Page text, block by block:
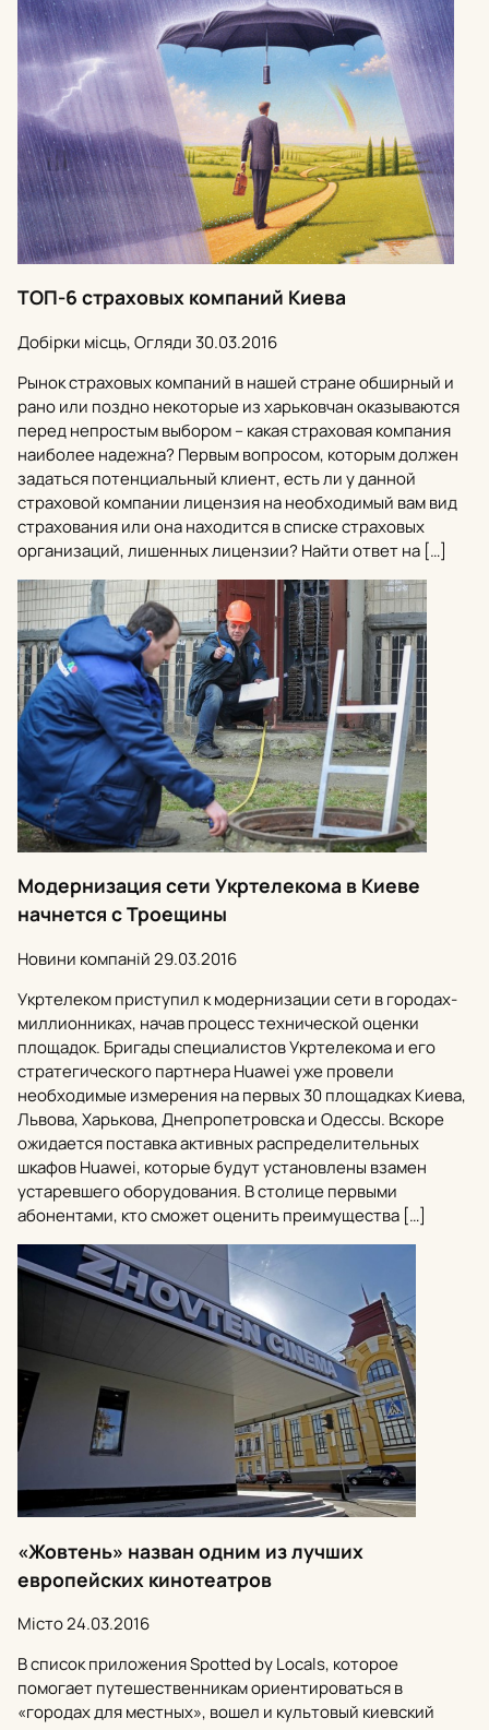
ТОП-6 страховых компаний Киева
Добірки місць, Огляди 30.03.2016
Рынок страховых компаний в нашей стране обширный и
рано или поздно некоторые из харьковчан оказываются
перед непростым выбором – какая страховая компания
наиболее надежна? Первым вопросом, которым должен
задаться потенциальный клиент, есть ли у данной
страховой компании лицензия на необходимый вам вид
страхования или она находится в списке страховых
организаций, лишенных лицензии? Найти ответ на […]
Модернизация сети Укртелекома в Киеве
начнется с Троещины
Новини компаній29.03.2016
Укртелеком приступил к модернизации сети в городах-
миллионниках, начав процесс технической оценки
площадок. Бригады специалистов Укртелекома и его
стратегического партнера Huawei уже провели
необходимые измерения на первых 30 площадках Киева,
Львова, Харькова, Днепропетровска и Одессы. Вскоре
ожидается поставка активных распределительных
шкафов Huawei, которые будут установлены взамен
устаревшего оборудования. В столице первыми
абонентами, кто сможет оценить преимущества […]
«Жовтень» назван одним из лучших
европейских кинотеатров
Місто24.03.2016
В список приложения Spotted by Locals, которое
помогает путешественникам ориентироваться в
«городах для местных», вошел и культовый киевский